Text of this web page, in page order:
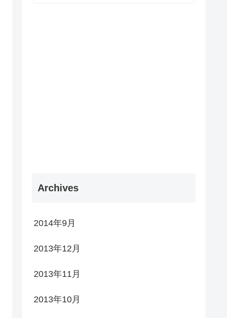
Archives
2014年9月
2013年12月
2013年11月
2013年10月